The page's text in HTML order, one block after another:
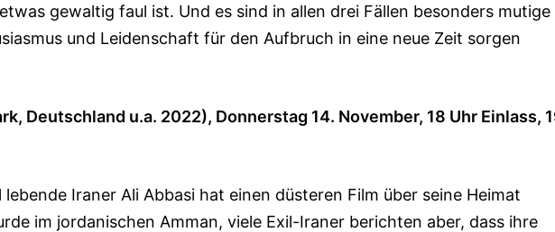
gewaltig faul ist. Und es sind in allen drei Fällen besonders mutige
und Leidenschaft für den Aufbruch in eine neue Zeit sorgen
Deutschland u.a. 2022), Donnerstag 14. November, 18 Uhr Einlass,
lebende Iraner Ali Abbasi hat einen düsteren Film über seine Heimat
im jordanischen Amman, viele Exil-Iraner berichten aber, dass ihre